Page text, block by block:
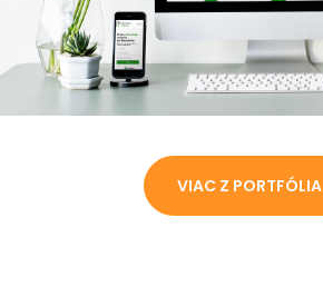
VIAC Z PORTFÓLIA